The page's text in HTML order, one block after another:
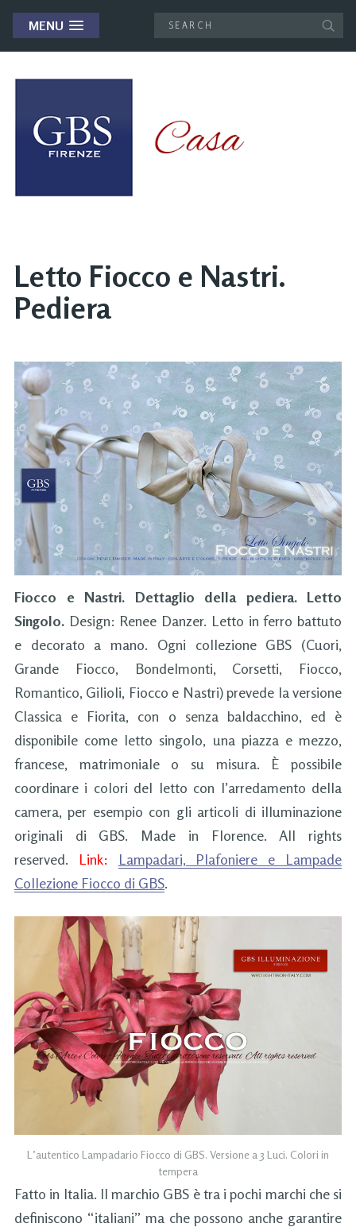
MENU
Letto Fiocco e Nastri.
Pediera
Fiocco e Nastri. Dettaglio della pediera. Letto
Singolo. Design: Renee Danzer. Letto in ferro battuto
e decorato a mano.
Ogni collezione GBS (Cuori,
Grande Fiocco, Bondelmonti, Corsetti, Fiocco,
Romantico, Gilioli, Fiocco e Nastri) prevede la versione
Classica e Fiorita, con o senza baldacchino, ed è
disponibile come letto singolo, una piazza e mezzo,
francese, matrimoniale o su misura. È possibile
coordinare i colori del letto con l’arredamento della
camera, per esempio con gli articoli di illuminazione
originali di GBS. Made in Florence. All rights
reserved. Link:
Lampadari, Plafoniere e Lampade
Collezione Fiocco di GBS.
L’autentico Lampadario Fiocco di GBS. Versione a 3 Luci. Colori in
tempera
Fatto in Italia. Il marchio GBS è tra i pochi marchi che si
definiscono “italiani” ma che possono anche garantire